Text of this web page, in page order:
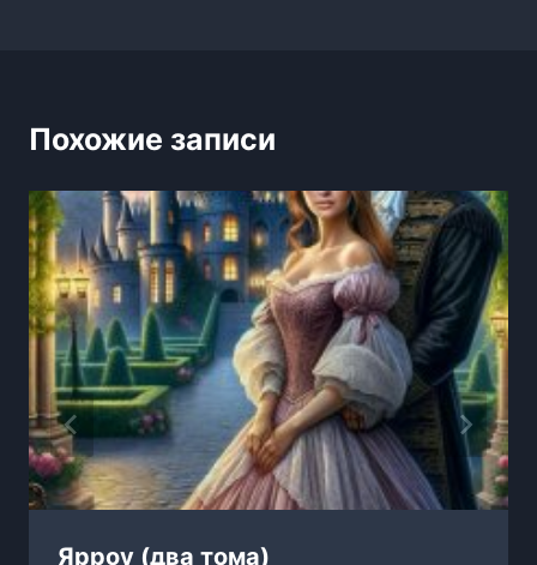
Похожие записи
Ярроу (два тома)